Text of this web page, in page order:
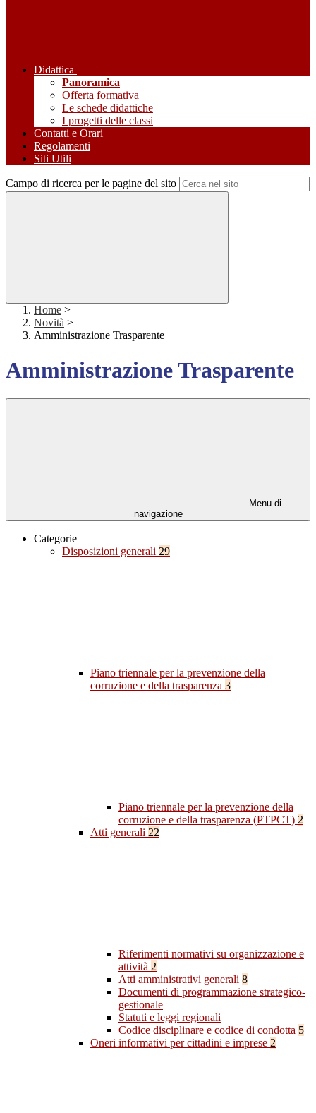
Didattica
Panoramica
Offerta formativa
Le schede didattiche
I progetti delle classi
Contatti e Orari
Regolamenti
Siti Utili
Campo di ricerca per le pagine del sito
Home >
Novità >
Amministrazione Trasparente
Amministrazione Trasparente
Menu di
navigazione
Categorie
Disposizioni generali 29
Piano triennale per la prevenzione della
corruzione e della trasparenza 3
Piano triennale per la prevenzione della
corruzione e della trasparenza (PTPCT) 2
Atti generali 22
Riferimenti normativi su organizzazione e
attività 2
Atti amministrativi generali 8
Documenti di programmazione strategico-
gestionale
Statuti e leggi regionali
Codice disciplinare e codice di condotta 5
Oneri informativi per cittadini e imprese 2